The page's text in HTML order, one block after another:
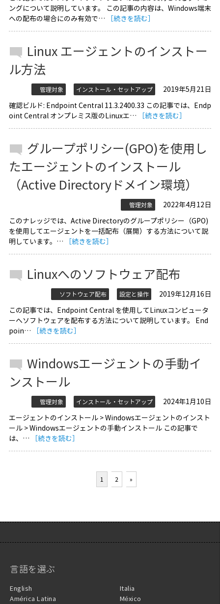
ングについて説明しています。 この記事の内容は、Windows端末
への配布の場合にのみ有効で…
［続きを読む］
Linux エージェントのインストー
ル方法
管理対象 インストール・セットアップ
2019年5月21日
確認ビルド: Endpoint Central 11.3.2400.33 この記事では、Endp
oint Central オンプレミス版のLinuxエ…
［続きを読む］
グループポリシー(GPO)を使用し
たエージェントのインストール
（Active Directoryドメイン環境）
管理対象
2022年4月12日
このナレッジでは、Active Directoryのグループポリシー（GPO)
を使用してエージェントを一括配布（展開）する方法について説
明しています。…
［続きを読む］
Linuxへのソフトウェア配布
ソフトウェア配布 設定と操作
2019年12月16日
この記事では、Endpoint Central を使用してLinuxコンピュータ
ーへソフトウェアを配布する方法について説明しています。 End
poin…
［続きを読む］
Windowsエージェントの手動イ
ンストール
管理対象 インストール・セットアップ
2024年1月10日
エージェントのインストール > Windowsエージェントのインスト
ール > Windowsエージェントの手動インストール この記事で
は、…
［続きを読む］
1 2 »
言語を選ぶ
English
América Latina
Italia
México